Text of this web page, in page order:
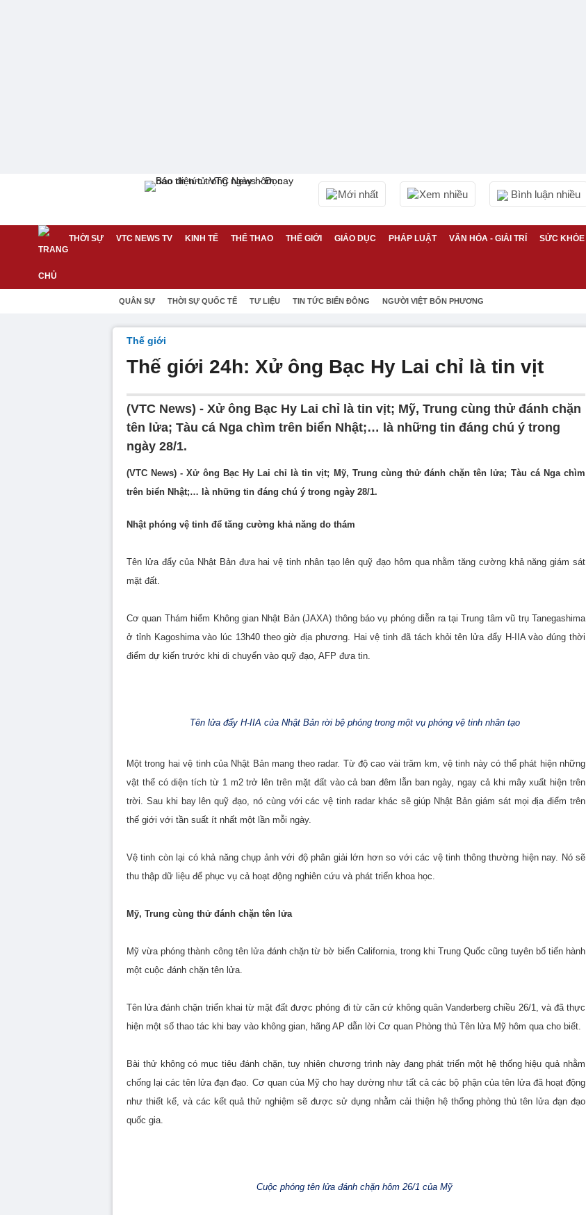
Mới nhất Xem nhiều Bình luận nhiều
THỜI SỰ VTC NEWS TV KINH TẾ THỂ THAO THẾ GIỚI GIÁO DỤC PHÁP LUẬT VĂN HÓA - GIẢI TRÍ SỨC KHỎE
QUÂN SỰ THỜI SỰ QUỐC TẾ TƯ LIỆU TIN TỨC BIỂN ĐÔNG NGƯỜI VIỆT BỐN PHƯƠNG
Thế giới
Thế giới 24h: Xử ông Bạc Hy Lai chỉ là tin vịt
(VTC News) - Xử ông Bạc Hy Lai chỉ là tin vịt; Mỹ, Trung cùng thử đánh chặn
tên lửa; Tàu cá Nga chìm trên biển Nhật;… là những tin đáng chú ý trong
ngày 28/1.
(VTC News) - Xử ông Bạc Hy Lai chỉ là tin vịt; Mỹ, Trung cùng thử đánh chặn tên lửa; Tàu cá Nga chìm
trên biển Nhật;… là những tin đáng chú ý trong ngày 28/1.
Nhật phóng vệ tinh để tăng cường khả năng do thám
Tên lửa đẩy của Nhật Bản đưa hai vệ tinh nhân tạo lên quỹ đạo hôm qua nhằm tăng cường khả năng giám sát
mặt đất.
Cơ quan Thám hiểm Không gian Nhật Bản (JAXA) thông báo vụ phóng diễn ra tại Trung tâm vũ trụ Tanegashima
ở tỉnh Kagoshima vào lúc 13h40 theo giờ địa phương. Hai vệ tinh đã tách khỏi tên lửa đẩy H-IIA vào đúng thời
điểm dự kiến trước khi di chuyển vào quỹ đạo, AFP đưa tin.
Tên lửa đẩy H-IIA của Nhật Bản rời bệ phóng trong một vụ phóng vệ tinh nhân tạo
Một trong hai vệ tinh của Nhật Bản mang theo radar. Từ độ cao vài trăm km, vệ tinh này có thể phát hiện những
vật thể có diện tích từ 1 m2 trở lên trên mặt đất vào cả ban đêm lẫn ban ngày, ngay cả khi mây xuất hiện trên
trời. Sau khi bay lên quỹ đạo, nó cùng với các vệ tinh radar khác sẽ giúp Nhật Bản giám sát mọi địa điểm trên
thế giới với tần suất ít nhất một lần mỗi ngày.
Vệ tinh còn lại có khả năng chụp ảnh với độ phân giải lớn hơn so với các vệ tinh thông thường hiện nay. Nó sẽ
thu thập dữ liệu để phục vụ cả hoạt động nghiên cứu và phát triển khoa học.
Mỹ, Trung cùng thử đánh chặn tên lửa
Mỹ vừa phóng thành công tên lửa đánh chặn từ bờ biển California, trong khi Trung Quốc cũng tuyên bố tiến hành
một cuộc đánh chặn tên lửa.
Tên lửa đánh chặn triển khai từ mặt đất được phóng đi từ căn cứ không quân Vanderberg chiều 26/1, và đã thực
hiện một số thao tác khi bay vào không gian, hãng AP dẫn lời Cơ quan Phòng thủ Tên lửa Mỹ hôm qua cho biết.
Bài thử không có mục tiêu đánh chặn, tuy nhiên chương trình này đang phát triển một hệ thống hiệu quả nhằm
chống lại các tên lửa đạn đạo. Cơ quan của Mỹ cho hay dường như tất cả các bộ phận của tên lửa đã hoạt động
như thiết kế, và các kết quả thử nghiệm sẽ được sử dụng nhằm cải thiện hệ thống phòng thủ tên lửa đạn đạo
quốc gia.
Cuộc phóng tên lửa đánh chặn hôm 26/1 của Mỹ